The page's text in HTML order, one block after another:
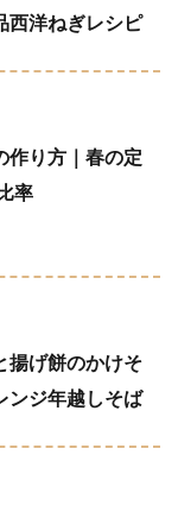
西洋ねぎレシピ
作り方｜春の定
率
揚げ餅のかけそ
ンジ年越しそば